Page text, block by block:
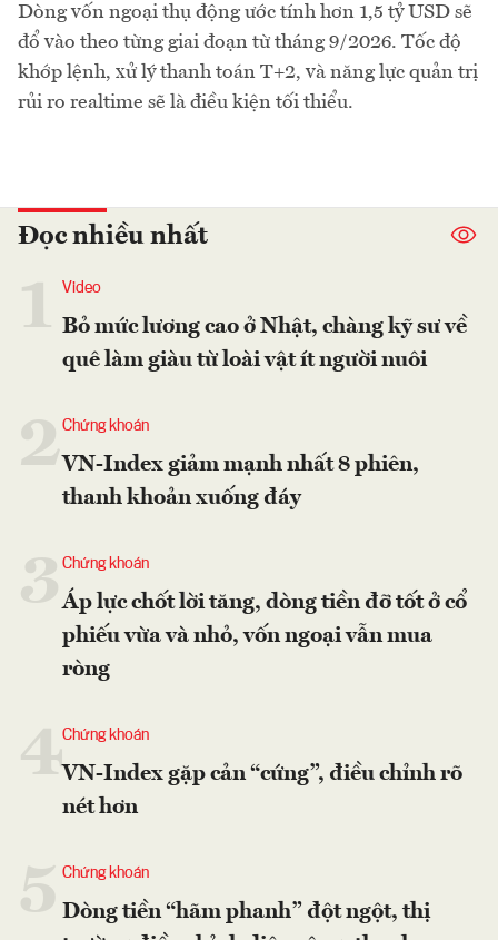
Dòng vốn ngoại thụ động ước tính hơn 1,5 tỷ USD sẽ
đổ vào theo từng giai đoạn từ tháng 9/2026. Tốc độ
khớp lệnh, xử lý thanh toán T+2, và năng lực quản trị
rủi ro realtime sẽ là điều kiện tối thiểu.
Đọc nhiều nhất
Video
Bỏ mức lương cao ở Nhật, chàng kỹ sư về
quê làm giàu từ loài vật ít người nuôi
2Chứng khoán
VN-Index giảm mạnh nhất 8 phiên,
thanh khoản xuống đáy
Chứng khoán
Áp lực chốt lời tăng, dòng tiền đỡ tốt ở cổ
phiếu vừa và nhỏ, vốn ngoại vẫn mua
ròng
4Chứng khoán
VN-Index gặp cản “cứng”, điều chỉnh rõ
nét hơn
Chứng khoán
Dòng tiền “hãm phanh” đột ngột, thị